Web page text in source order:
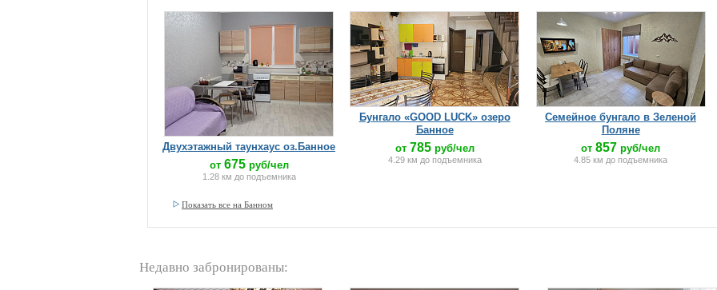
Двухэтажный таунхаус оз.Банное
от 675руб/чел
1.28 км до подъемника
Бунгало «GOOD LUCK» озеро
Банное
от 785руб/чел
4.29 км до подъемника
Семейное бунгало в Зеленой
Поляне
от 857 руб/чел
4.85 км до подъемника
Показать все на Банном
Недавно забронированы: